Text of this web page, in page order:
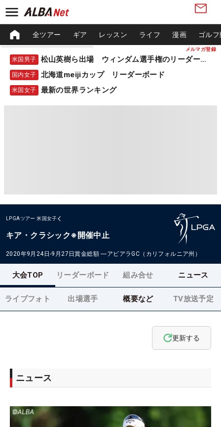
メルマガ登録
全ツアー ギア レッスン ライフ 漫画 ゴル
米国男子 松山英樹ら出場 ウィンダム選手権のリーダーボード
国内女子 北海道meijiカップ リーダーボード
米国女子 最新の世界ランキング
LPGAツアー 米国女子
キア・クラシック※開催中止
2020年9月24日-9月27日賞金総額 ―アビアラGC（カリフォルニア州）
大会TOP リーダーボード 組み合せ ニュース
ライブフォト 出場選手 概要など TV放送予定
更新する
ニュース